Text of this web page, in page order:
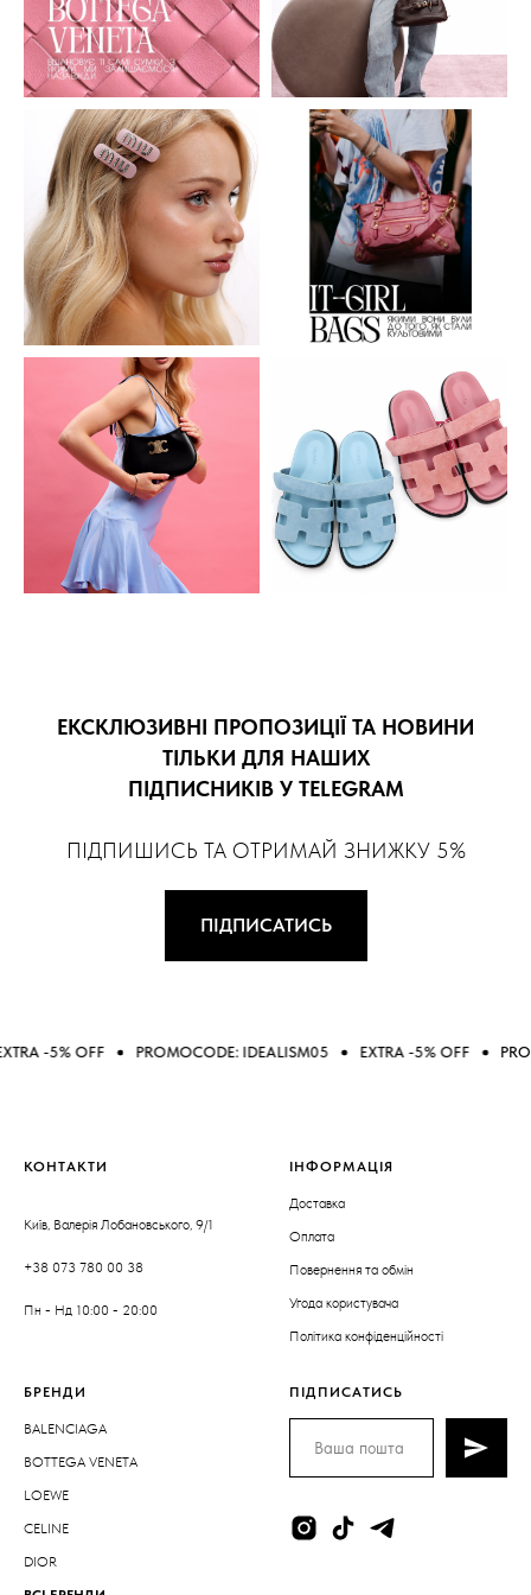
ЕКСКЛЮЗИВНІ ПРОПОЗИЦІЇ ТА НОВИНИ
ТІЛЬКИ ДЛЯ НАШИХ
ПІДПИСНИКІВ У TELEGRAM
ПІДПИШИСЬ ТА ОТРИМАЙ ЗНИЖКУ 5%
ПІДПИСАТИСЬ
OFF PROMOCODE: IDEALISM05 EXTRA -5% OFF
КОНТАКТИ
Київ, Валерія Лобановського, 9/1
+38 073 780 00 38
Пн - Нд 10:00 - 20:00
ІНФОРМАЦІЯ
Доставка
Оплата
Повернення та обмін
Угода користувача
Політика конфіденційності
БРЕНДИ
BALENCIAGA
BOTTEGA VENETA
LOEWE
CELINE
DIOR
ПІДПИСАТИСЬ